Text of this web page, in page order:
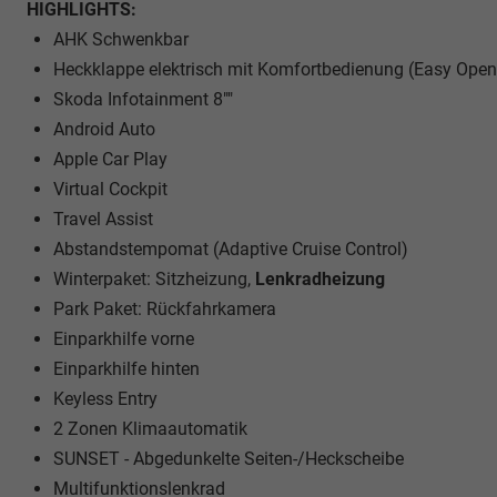
HIGHLIGHTS:
AHK Schwenkbar
Heckklappe elektrisch mit Komfortbedienung (Easy
Skoda Infotainment 8""
Android Auto
Apple Car Play
Virtual Cockpit
Travel Assist
Abstandstempomat (Adaptive Cruise Control)
Winterpaket: Sitzheizung, Lenkradheizung
Park Paket: Rückfahrkamera
Einparkhilfe vorne
Einparkhilfe hinten
Keyless Entry
2 Zonen Klimaautomatik
SUNSET - Abgedunkelte Seiten-/Heckscheibe
Multifunktionslenkrad